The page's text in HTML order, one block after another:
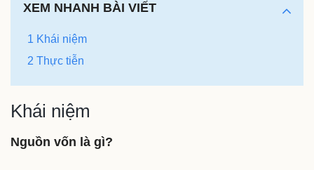
XEM NHANH BÀI VIẾT
1 Khái niệm
2 Thực tiễn
Khái niệm
Nguồn vốn là gì?